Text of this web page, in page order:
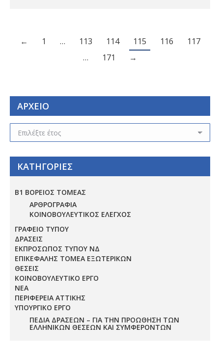
← 1 … 113 114 115 116
117
…
171 →
ΑΡΧΕΙΟ
ΑΡΧΕΙΟ
ΚΑΤΗΓΟΡΙΕΣ
Β1 ΒΟΡΕΙΟΣ ΤΟΜΕΑΣ
ΑΡΘΡΟΓΡΑΦΙΑ
ΚΟΙΝΟΒΟΥΛΕΥΤΙΚΟΣ ΕΛΕΓΧΟΣ
ΓΡΑΦΕΙΟ ΤΥΠΟΥ
ΔΡΑΣΕΙΣ
ΕΚΠΡΟΣΩΠΟΣ ΤΥΠΟΥ ΝΔ
ΕΠΙΚΕΦΑΛΗΣ ΤΟΜΕΑ ΕΞΩΤΕΡΙΚΩΝ
ΘΕΣΕΙΣ
ΚΟΙΝΟΒΟΥΛΕΥΤΙΚΟ ΕΡΓΟ
ΝΕΑ
ΠΕΡΙΦΕΡΕΙΑ ΑΤΤΙΚΗΣ
ΥΠΟΥΡΓΙΚΟ ΕΡΓΟ
ΠΕΔΊΑ ΔΡΆΣΕΩΝ – ΓΙΑ ΤΗΝ ΠΡΟΏΘΗΣΗ ΤΩΝ
ΕΛΛΗΝΙΚΏΝ ΘΈΣΕΩΝ ΚΑΙ ΣΥΜΦΕΡΌΝΤΩΝ